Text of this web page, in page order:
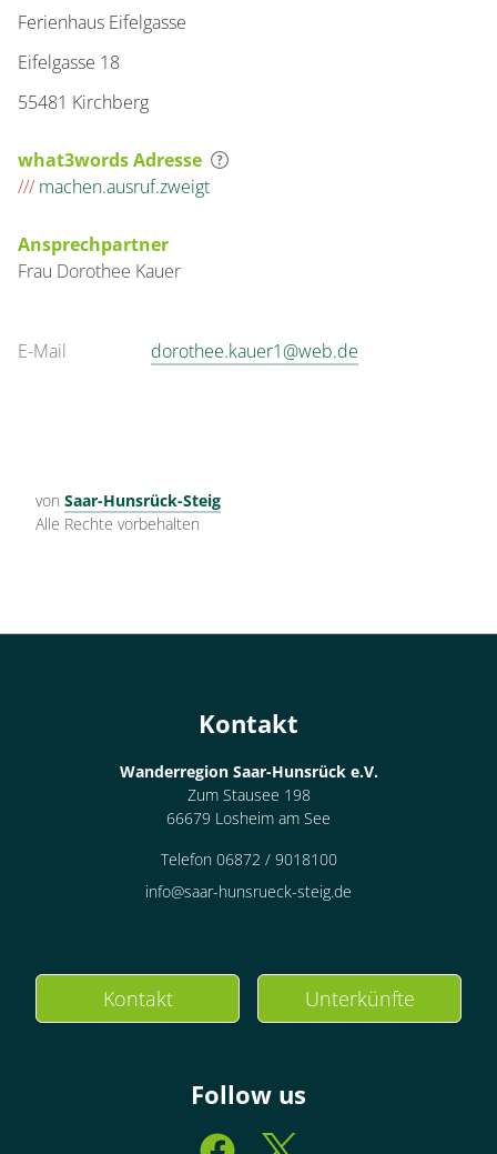
Ferienhaus Eifelgasse
Eifelgasse 18
55481 Kirchberg
what3words Adresse
/// machen.ausruf.zweigt
Ansprechpartner
Frau Dorothee Kauer
E-Mail dorothee.kauer1@web.de
von Saar-Hunsrück-Steig
Alle Rechte vorbehalten
Kontakt
Wanderregion Saar-Hunsrück e.V.
Zum Stausee 198
66679 Losheim am See
Telefon 06872 / 9018100
info@saar-hunsrueck-steig.de
Kontakt Unterkünfte
Follow us